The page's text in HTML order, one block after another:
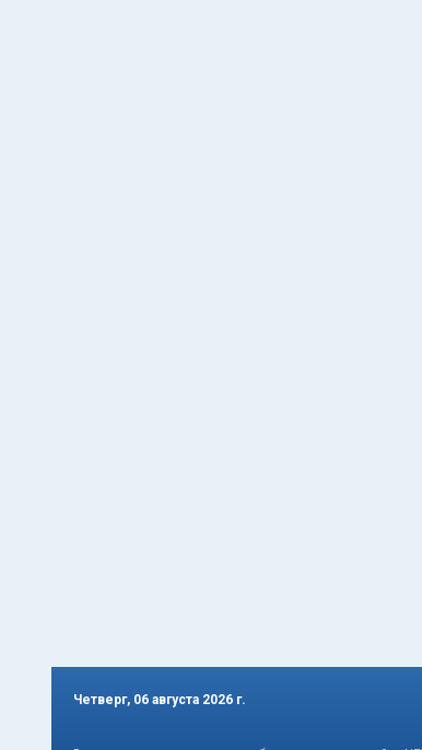
Четверг, 06 августа 2026 г.